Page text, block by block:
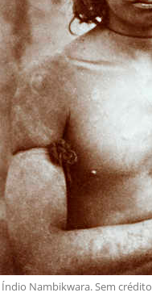
Índio Nambikwara. Sem crédito